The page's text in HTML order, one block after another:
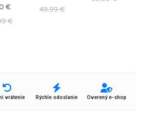
€
€
49,99€
vrátenie Rýchle odoslanie Overený e-shop